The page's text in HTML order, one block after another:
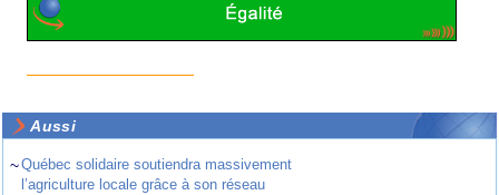
Aussi
~Québec solidaire soutiendra massivement
l’agriculture locale grâce à son réseau